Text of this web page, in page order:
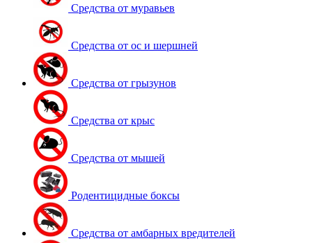
Средства от муравьев
Средства от ос и шершней
Средства от грызунов
Средства от крыс
Средства от мышей
Родентицидные боксы
Средства от амбарных вредителей